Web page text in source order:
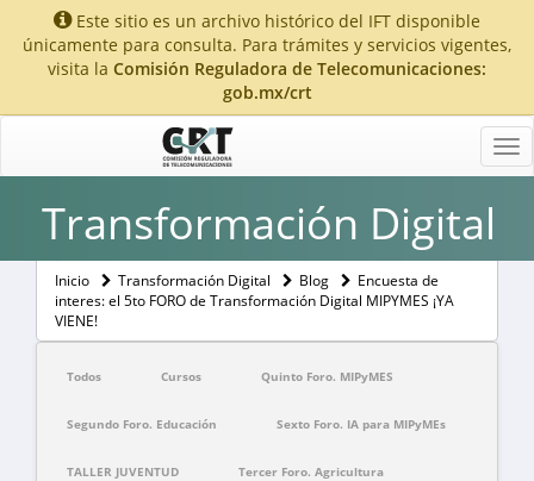
Este sitio es un archivo histórico del IFT disponible
únicamente para consulta. Para trámites y servicios vigentes,
visita la Comisión Reguladora de Telecomunicaciones:
gob.mx/crt
Transformación Digital
Inicio Transformación Digital Blog
Encuesta de
interes: el 5to FORO de Transformación Digital MIPYMES ¡YA
VIENE!
Todos Cursos Quinto Foro. MIPyMES
Segundo Foro. Educación Sexto Foro. IA para MIPyMEs
TALLER JUVENTUD Tercer Foro. Agricultura